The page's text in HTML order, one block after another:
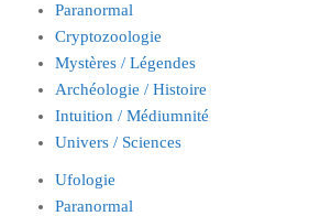
Paranormal
Cryptozoologie
Mystères / Légendes
Archéologie / Histoire
Intuition / Médiumnité
Univers / Sciences
Ufologie
Paranormal